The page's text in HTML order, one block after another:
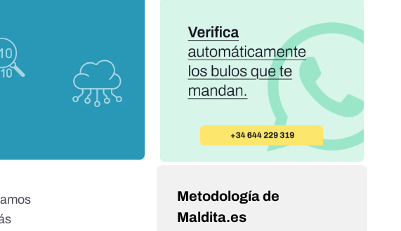
Metodología de
Maldita.es